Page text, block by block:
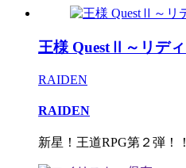
王様 QuestⅡ～リデ
RAIDEN
RAIDEN
新星！王道RPG第２弾！！